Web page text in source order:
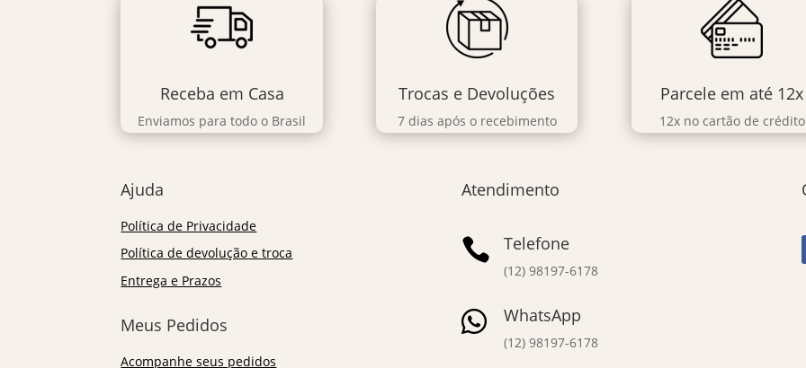
Receba em Casa
Enviamos para todo o Brasil
Trocas e Devoluções
7 dias após o recebimento
Parcele em até 12x
12x no cartão de crédito
Ajuda
Política de Privacidade
Política de devolução e troca
Entrega e Prazos
Meus Pedidos
Acompanhe seus pedidos
Atendimento
 Telefone
(12) 98197-6178
 WhatsApp
(12) 98197-6178